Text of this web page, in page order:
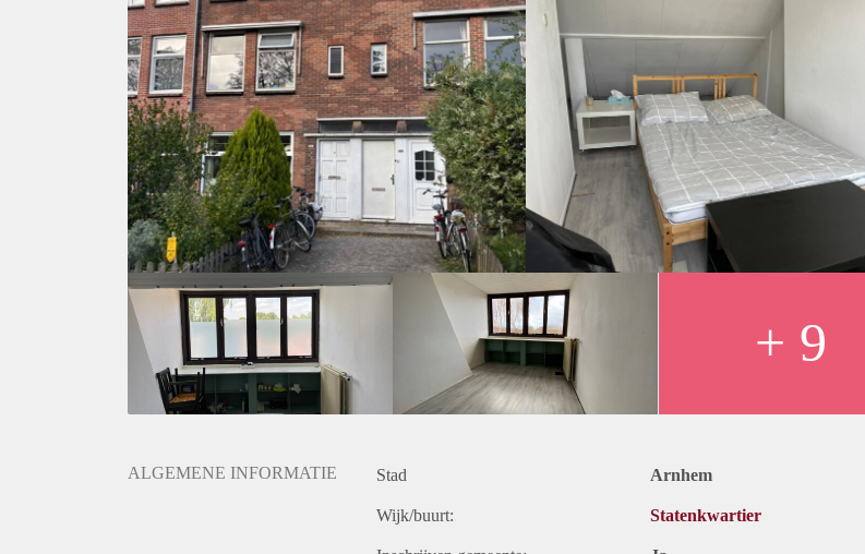
- Oppervlakte: +/- 9m2 (stahoogte)
- Aantal kamers: 1
- Huisdieren: zijn niet toegestaan
- Geschikt voor: 1 studerend persoon
Heb je interesse in deze leuke kamer? Maak dan een account aan op www.verhomevastgoed.nl en vraag een
bezichtiging aan.
+ 9
ALGEMENE INFORMATIE Stad Arnhem
Wijk/buurt: Statenkwartier